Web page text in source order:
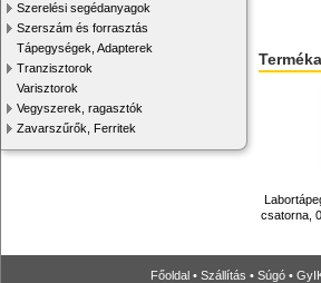
Szerelési segédanyagok
Szerszám és forrasztás
Tápegységek, Adapterek
Tranzisztorok
Varisztorok
Vegyszerek, ragasztók
Zavarszűrők, Ferritek
csatorna,
Főoldal • Szállítás • Súgó •